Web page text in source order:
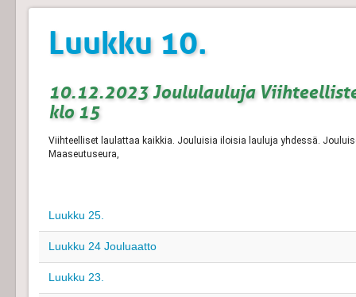
Luukku 10.
10.12.2023 Joululauluja
klo 15
Viihteelliset laulattaa kaikkia. Jouluisia iloisia lauluja yhdessä.
Maaseutuseura,
Luukku 25.
Luukku 24 Jouluaatto
Luukku 23.